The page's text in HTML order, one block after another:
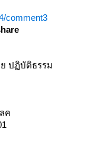
comment3
ปฏิบัติธรรม
ค